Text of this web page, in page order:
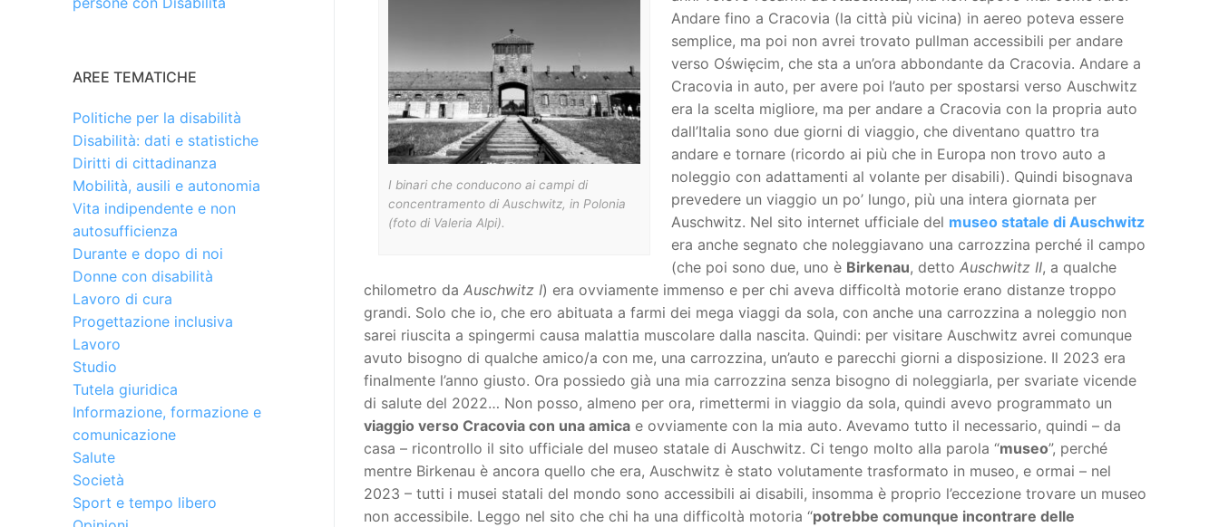
I binari che conducono ai campi di
concentramento di Auschwitz, in Polonia
(foto di Valeria Alpi).
Andare fino a Cracovia (la città più vicina) in aereo poteva essere
semplice, ma poi non avrei trovato pullman accessibili per andare
verso Oświęcim, che sta a un’ora abbondante da Cracovia. Andare a
Cracovia in auto, per avere poi l’auto per spostarsi verso Auschwitz
era la scelta migliore, ma per andare a Cracovia con la propria auto
dall’Italia sono due giorni di viaggio, che diventano quattro tra
andare e tornare (ricordo ai più che in Europa non trovo auto a
noleggio con adattamenti al volante per disabili). Quindi bisognava
prevedere un viaggio un po’ lungo, più una intera giornata per
Auschwitz. Nel sito internet ufficiale del museo statale di Auschwitz
era anche segnato che noleggiavano una carrozzina perché il campo
(che poi sono due, uno è Birkenau, detto Auschwitz II, a qualche
chilometro da Auschwitz I) era ovviamente immenso e per chi aveva difficoltà motorie erano distanze troppo
grandi. Solo che io, che ero abituata a farmi dei mega viaggi da sola, con anche una carrozzina a noleggio non
sarei riuscita a spingermi causa malattia muscolare dalla nascita. Quindi: per visitare Auschwitz avrei comunque
avuto bisogno di qualche amico/a con me, una carrozzina, un’auto e parecchi giorni a disposizione. Il 2023 era
finalmente l’anno giusto. Ora possiedo già una mia carrozzina senza bisogno di noleggiarla, per svariate vicende
di salute del 2022… Non posso, almeno per ora, rimettermi in viaggio da sola, quindi avevo programmato un
viaggio verso Cracovia con una amica e ovviamente con la mia auto. Avevamo tutto il necessario, quindi – da
casa – ricontrollo il sito ufficiale del museo statale di Auschwitz. Ci tengo molto alla parola “museo”, perché
mentre Birkenau è ancora quello che era, Auschwitz è stato volutamente trasformato in museo, e ormai – nel
2023 – tutti i musei statali del mondo sono accessibili ai disabili, insomma è proprio l’eccezione trovare un museo
non accessibile. Leggo nel sito che chi ha una difficoltà motoria “potrebbe comunque incontrare delle
AREE TEMATICHE
Politiche per la disabilità
Disabilità: dati e statistiche
Diritti di cittadinanza
Mobilità, ausili e autonomia
Vita indipendente e non
autosufficienza
Durante e dopo di noi
Donne con disabilità
Lavoro di cura
Progettazione inclusiva
Lavoro
Studio
Tutela giuridica
Informazione, formazione e
comunicazione
Salute
Società
Sport e tempo libero